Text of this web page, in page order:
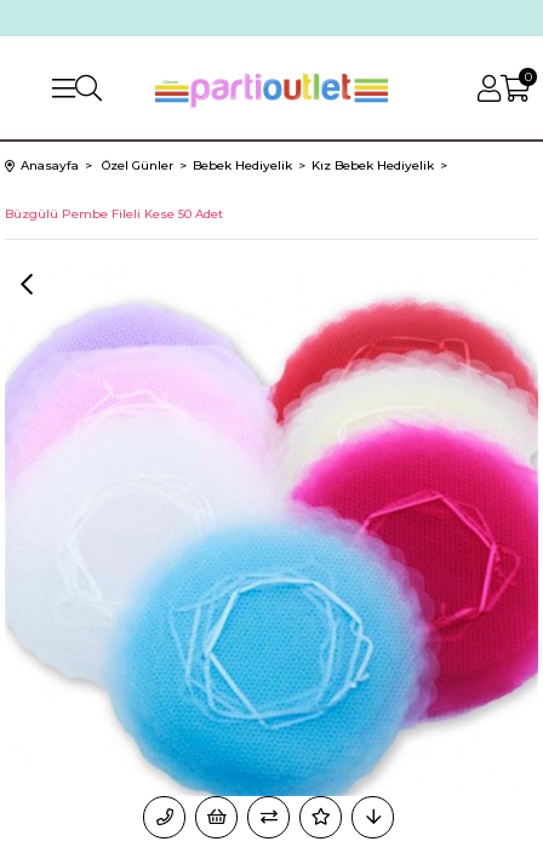
0
Anasayfa Özel Günler Bebek Hediyelik Kız Bebek Hediyelik
Büzgülü Pembe Fileli Kese 50 Adet